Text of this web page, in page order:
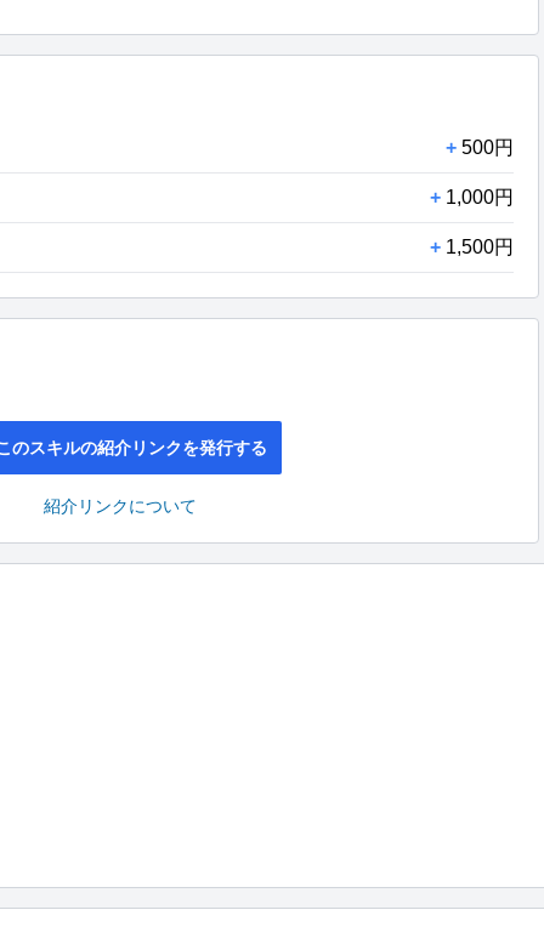
+ 500円
+ 1,000円
+ 1,500円
のスキルの紹介リンクを発行する
紹介リンクについて